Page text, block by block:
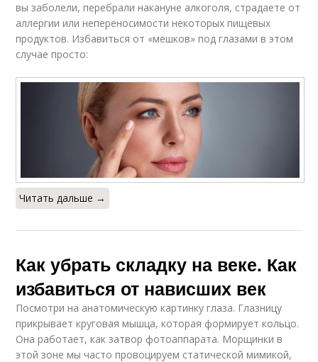
вы заболели, перебрали накануне алкоголя, страдаете от
аллергии или непереносимости некоторых пищевых
продуктов. Избавиться от «мешков» под глазами в этом
случае просто:
Читать дальше →
Как убрать складку на веке. Как
избавиться от нависших век
Посмотри на анатомическую картинку глаза. Глазницу
прикрывает круговая мышца, которая формирует кольцо.
Она работает, как затвор фотоаппарата. Морщинки в
этой зоне мы часто провоцируем статической мимикой,